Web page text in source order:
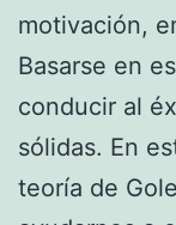
motivación,
Basarse en
conducir al
sólidas. En
teoría de